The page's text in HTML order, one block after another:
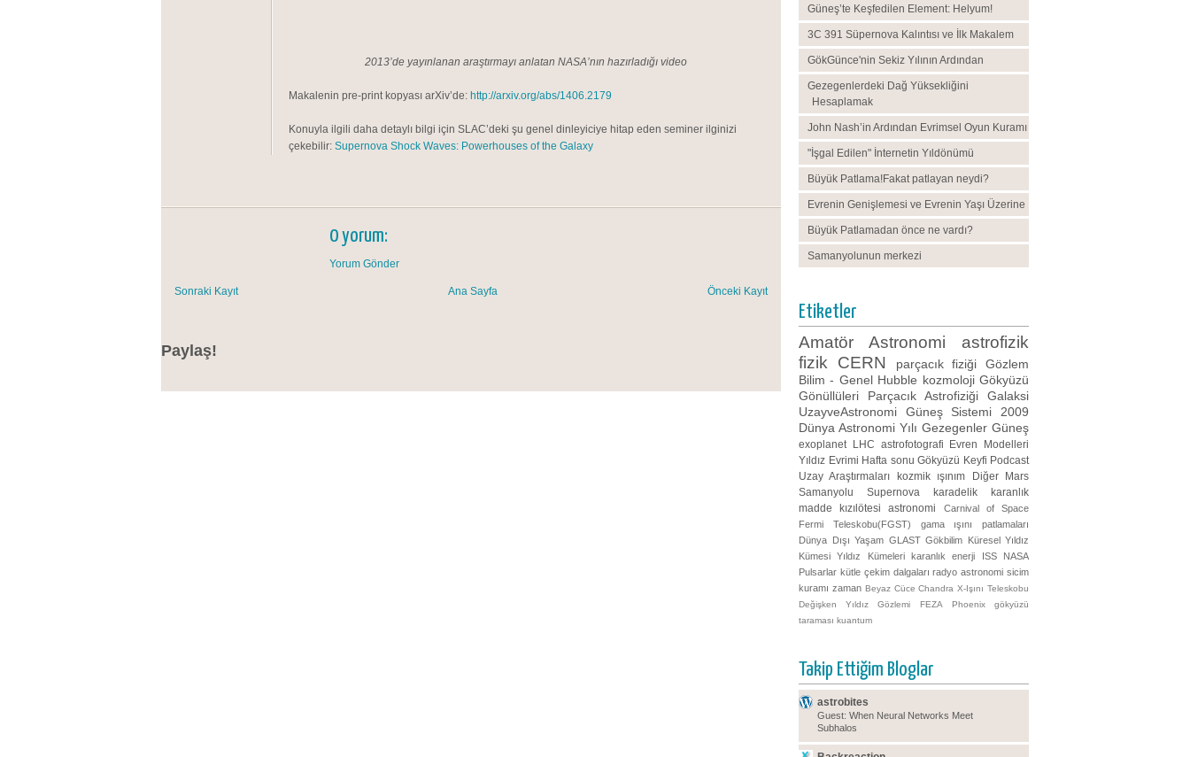
2013’de yayınlanan araştırmayı anlatan NASA’nın hazırladığı video
Makalenin pre-print kopyası arXiv’de: http://arxiv.org/abs/1406.2179
Konuyla ilgili daha detaylı bilgi için SLAC’deki şu genel dinleyiciye hitap eden seminer ilginizi
çekebilir: Supernova Shock Waves: Powerhouses of the Galaxy
0 yorum:
Yorum Gönder
Sonraki Kayıt Önceki Kayıt
Ana Sayfa
Paylaş!
Güneş’te Keşfedilen Element: Helyum!
3C 391 Süpernova Kalıntısı ve İlk Makalem
GökGünce'nin Sekiz Yılının Ardından
Gezegenlerdeki Dağ Yüksekliğini
Hesaplamak
John Nash’in Ardından Evrimsel Oyun Kuramı
"İşgal Edilen" İnternetin Yıldönümü
Büyük Patlama!Fakat patlayan neydi?
Evrenin Genişlemesi ve Evrenin Yaşı Üzerine
Büyük Patlamadan önce ne vardı?
Samanyolunun merkezi
Etiketler
Amatör Astronomi
astrofizik
fizik
CERN parçacık fiziği
Gözlem
Bilim - Genel Hubble kozmoloji Gökyüzü
Gönüllüleri
Parçacık Astrofiziği
Galaksi
UzayveAstronomi
Güneş Sistemi
2009
Dünya Astronomi Yılı Gezegenler Güneş
exoplanet LHC astrofotografi
Evren Modelleri
Yıldız Evrimi Hafta sonu Gökyüzü Keyfi Podcast
Uzay Araştırmaları
kozmik ışınım Diğer
Mars
Samanyolu
Supernova karadelik
karanlık
madde
kızılötesi astronomi
Carnival of Space
Fermi Teleskobu(FGST)
gama ışını patlamaları
Dünya Dışı Yaşam GLAST Gökbilim Küresel Yıldız
Kümesi
Yıldız Kümeleri karanlık enerji ISS
NASA
Pulsarlar kütle çekim dalgaları radyo astronomi sicim
kuramı zaman Beyaz Cüce Chandra X-Işını Teleskobu
Değişken Yıldız Gözlemi
FEZA Phoenix
gökyüzü
taraması kuantum
Takip Ettiğim Bloglar
astrobites
Guest: When Neural Networks Meet
Subhalos